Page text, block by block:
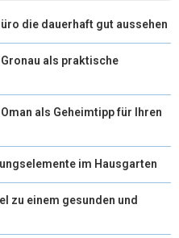
S N
die dauerhaft gut aussehen
als praktische
als Geheimtipp für Ihren
im Hausgarten
zu einem gesunden und